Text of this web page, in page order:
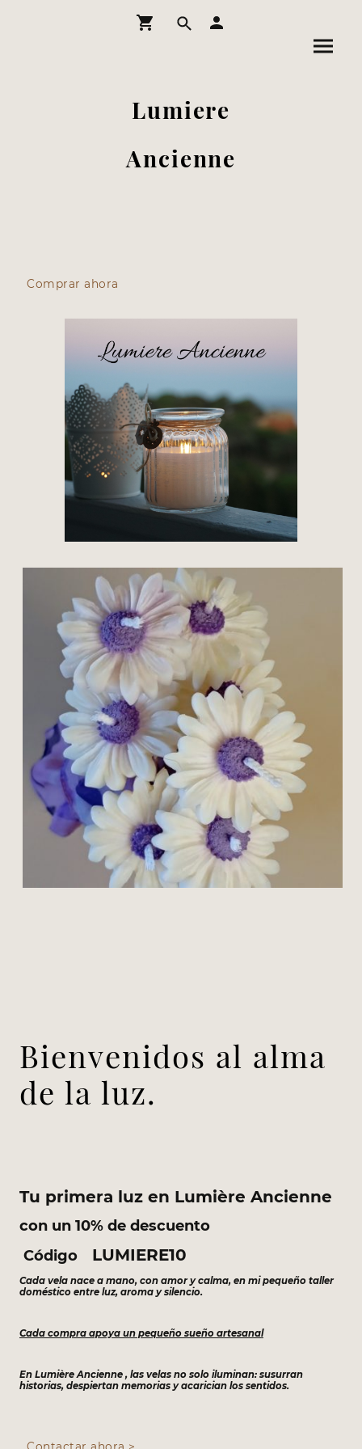
Lumiere
Ancienne
Comprar ahora
Bienvenidos al alma
de la luz.
Tu primera luz en Lumière Ancienne
con un 10% de descuento
Código LUMIERE10
Cada vela nace a mano, con amor y calma, en mi pequeño taller
doméstico entre luz, aroma y silencio.
Cada compra apoya un pequeño sueño artesanal
En Lumière Ancienne , las velas no solo iluminan: susurran
historias, despiertan memorias y acarician los sentidos.